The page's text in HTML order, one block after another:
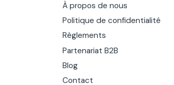
À propos de nous
Politique de confidentialité
Règlements
Partenariat B2B
Blog
Contact